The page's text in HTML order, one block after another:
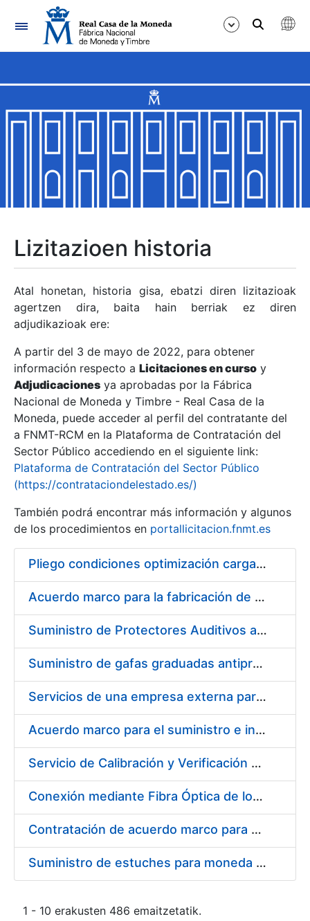
Nabigazioa
Erakutsi/Ezkutatu
Erakutsi/Ezkutatu
Erakutsi/Ezkutatu
Erakutsi/Ezkutatu
Erakutsi/Ezkutatu
Erakutsi/Ezkutatu
Erakutsi/Ezkutatu
Erakutsi/Ezkutatu
Lizitazioen historia
Atal honetan, historia gisa, ebatzi diren lizitazioak
agertzen dira, baita hain berriak ez diren
adjudikazioak ere:
A partir del 3 de mayo de 2022, para obtener
información respecto a Licitaciones en curso y
Adjudicaciones ya aprobadas por la Fábrica
Nacional de Moneda y Timbre - Real Casa de la
Moneda, puede acceder al perfil del contratante del
a FNMT-RCM en la Plataforma de Contratación del
Sector Público accediendo en el siguiente link:
Plataforma de Contratación del Sector Público
(https://contrataciondelestado.es/)
También podrá encontrar más información y algunos
de los procedimientos en portallicitacion.fnmt.es
Pliego condiciones optimización cargas compras firmado
Acuerdo marco para la fabricación de piezas
Suministro de Protectores Auditivos a medida para las personas trabajadoras de los Centros de Trabajo de Madrid y Burgos
Suministro de gafas graduadas antiproyecciones para los trabajadores de la FNMT-RCM en los centros de trabajo de Madrid y Burgos
Servicios de una empresa externa para el asesoramiento y resolución de los recursos de alzada que se presentan relacionados con procesos de selección para la FNMT-RCM
Acuerdo marco para el suministro e instalación de persianas, estores y otros complementos
Servicio de Calibración y Verificación Externa de los Equipos de Medición del Servicio de Prevención de la FNMT-RCM
Conexión mediante Fibra Óptica de los Centros de Proceso de Datos (CPDs) de las sedes de la FNMT-RCM de Burgos y Madrid
Contratación de acuerdo marco para el Suministro de Material de Electricidad para la Fábrica Nacional de Moneda y Timbre-Real Casa de la Moneda en su centro de trabajo de Burgos
Suministro de estuches para moneda de 30 €
1 - 10 erakusten 486 emaitzetatik.